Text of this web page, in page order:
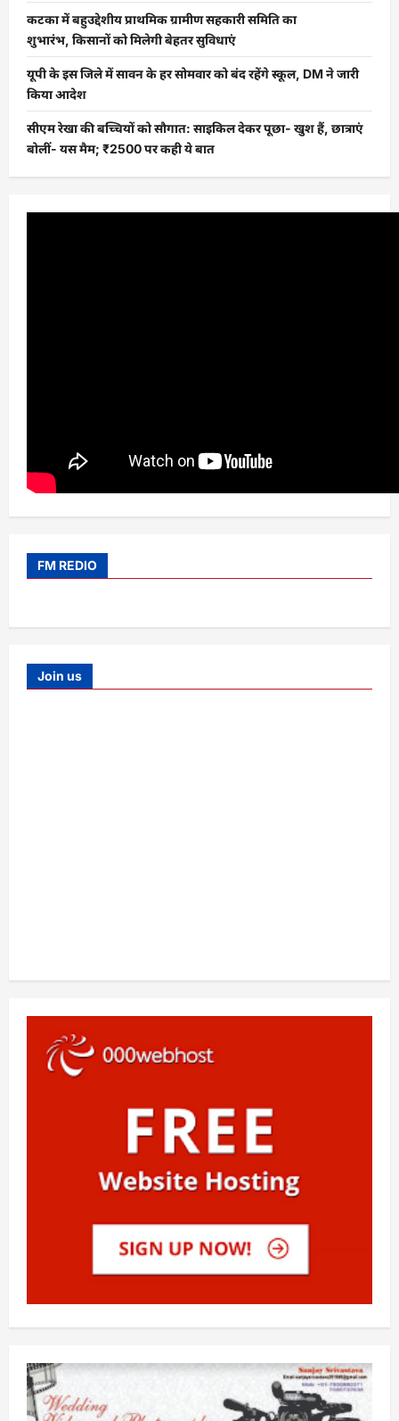
कटका में बहुउद्देशीय प्राथमिक ग्रामीण सहकारी समिति का
शुभारंभ, किसानों को मिलेगी बेहतर सुविधाएं
यूपी के इस जिले में सावन के हर सोमवार को बंद रहेंगे स्कूल, DM ने जारी
किया आदेश
सीएम रेखा की बच्चियों को सौगात: साइकिल देकर पूछा- खुश हैं, छात्राएं
बोलीं- यस मैम; ₹2500 पर कही ये बात
FM REDIO
Join us